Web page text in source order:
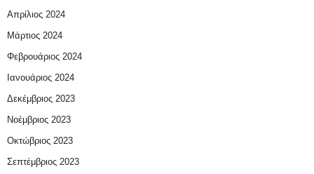
Απρίλιος 2024
Μάρτιος 2024
Φεβρουάριος 2024
Ιανουάριος 2024
Δεκέμβριος 2023
Νοέμβριος 2023
Οκτώβριος 2023
Σεπτέμβριος 2023